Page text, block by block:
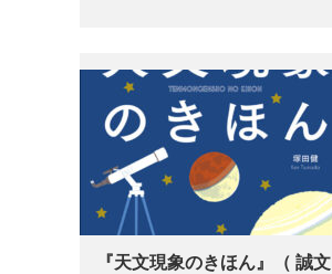
『天文現象のきほん』（ 誠文